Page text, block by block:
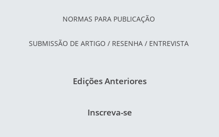
NORMAS PARA PUBLICAÇÃO
SUBMISSÃO DE ARTIGO / RESENHA / ENTREVISTA
Edições Anteriores
Inscreva-se